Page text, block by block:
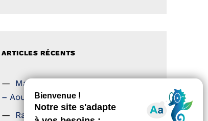
ARTICLES RÉCENTS
Magazine Tourisme Accessible
– Aout 2026
Rallye Aicha des Gazelles –